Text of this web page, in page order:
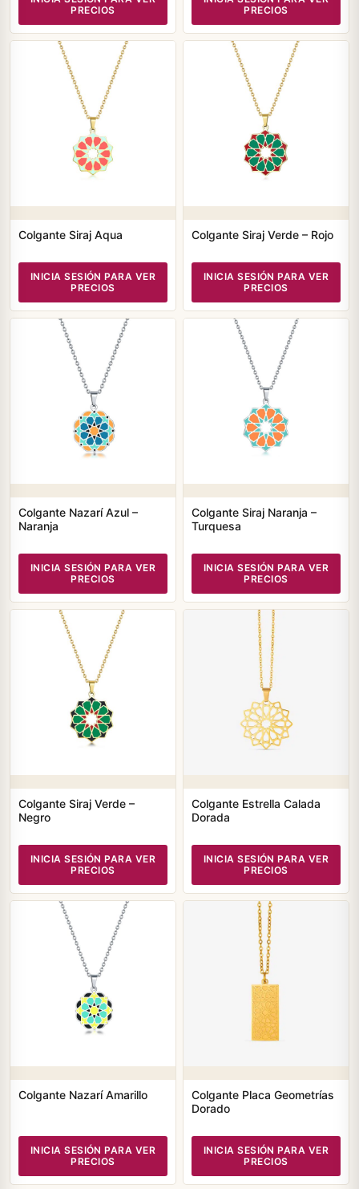
PRECIOS
PRECIOS
Colgante Siraj Aqua
INICIA SESIÓN PARA VER
PRECIOS
Colgante Siraj Verde – Rojo
INICIA SESIÓN PARA VER
PRECIOS
Colgante Nazarí Azul –
Naranja
INICIA SESIÓN PARA VER
PRECIOS
Colgante Siraj Naranja –
Turquesa
INICIA SESIÓN PARA VER
PRECIOS
Colgante Siraj Verde –
Negro
INICIA SESIÓN PARA VER
PRECIOS
Colgante Estrella Calada
Dorada
INICIA SESIÓN PARA VER
PRECIOS
Colgante Nazarí Amarillo
INICIA SESIÓN PARA VER
PRECIOS
Colgante Placa Geometrías
Dorado
INICIA SESIÓN PARA VER
PRECIOS